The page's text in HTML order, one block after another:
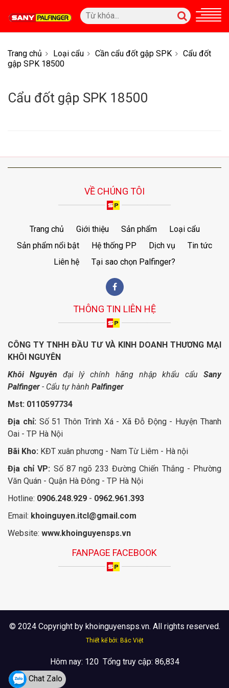
Trang chủ Loại cẩu Cần cẩu đốt gập SPK
Cẩu đốt
gập SPK 18500
Cẩu đốt gập SPK 18500
VỀ CHÚNG TÔI
Trang chủ Giới thiệu Sản phẩm
Loại cẩu
Sản phẩm nổi bật
Hệ thống PP Dịch vụ
Tin tức
Liên hệ
Tại sao chọn Palfinger?
THÔNG TIN LIÊN HỆ
CÔNG TY TNHH ĐẦU TƯ VÀ KINH DOANH THƯƠNG MẠI
KHÔI NGUYÊN
Khôi Nguyên đại lý chính hãng nhập khẩu cẩu Sany
Palfinger - Cẩu tự hành Palfinger
Mst: 0110597734
Địa chỉ: Số 51 Thôn Trình Xá - Xã Đỗ Động - Huyện Thanh
Oai - TP Hà Nội
Bãi Kho: KĐT xuân phương - Nam Từ Liêm - Hà nội
Địa chỉ VP: Số 87 ngõ 233 Đường Chiến Thắng - Phường
Văn Quán - Quận Hà Đông - TP Hà Nội
Hotline: 0906.248.929 - 0962.961.393
Email: khoinguyen.itcl@gmail.com
Website: www.khoinguyensps.vn
FANPAGE FACEBOOK
© 2024 Copyright by khoinguyensps.vn. All rights reserved.
Thiết kế bởi: Bắc Việt
Hôm nay: 120 Tổng truy cập: 86,834
Chat Zalo